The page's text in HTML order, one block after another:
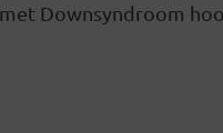
Downsyndroom